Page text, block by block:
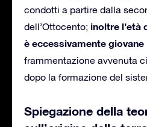
condotti a partire dalla
dell’Ottocento; inoltre l’età
è eccessivamente giovane
frammentazione avvenuta
dopo la formazione del
Spiegazione della